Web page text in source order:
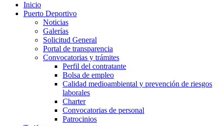
Inicio
Puerto Deportivo
Noticias
Galerías
Solicitud General
Portal de transparencia
Convocatorias y trámites
Perfil del contratante
Bolsa de empleo
Calidad medioambiental y prevención de riesgos
laborales
Charter
Convocatorias de personal
Patrocinios